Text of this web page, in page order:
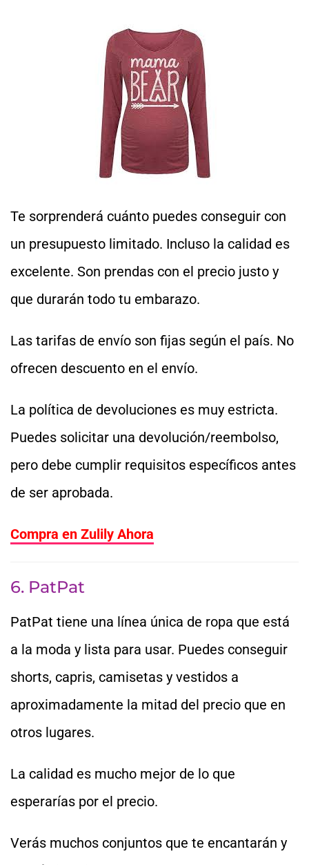
Te sorprenderá cuánto puedes conseguir con
un presupuesto limitado. Incluso la calidad es
excelente. Son prendas con el precio justo y
que durarán todo tu embarazo.
Las tarifas de envío son fijas según el país. No
ofrecen descuento en el envío.
La política de devoluciones es muy estricta.
Puedes solicitar una devolución/reembolso,
pero debe cumplir requisitos específicos antes
de ser aprobada.
Compra en Zulily Ahora
6. PatPat
PatPat tiene una línea única de ropa que está
a la moda y lista para usar. Puedes conseguir
shorts, capris, camisetas y vestidos a
aproximadamente la mitad del precio que en
otros lugares.
La calidad es mucho mejor de lo que
esperarías por el precio.
Verás muchos conjuntos que te encantarán y